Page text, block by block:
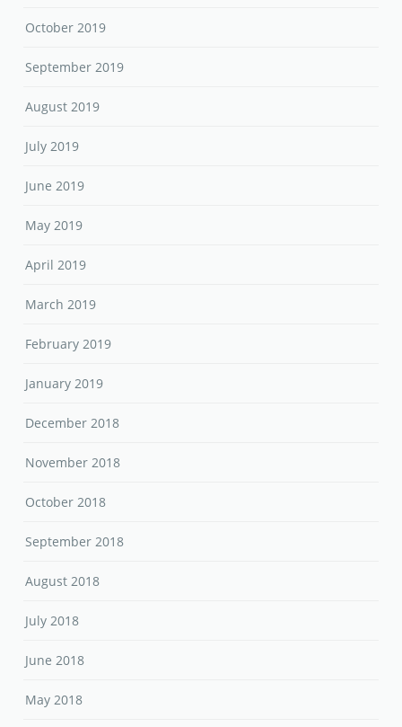
October 2019
September 2019
August 2019
July 2019
June 2019
May 2019
April 2019
March 2019
February 2019
January 2019
December 2018
November 2018
October 2018
September 2018
August 2018
July 2018
June 2018
May 2018